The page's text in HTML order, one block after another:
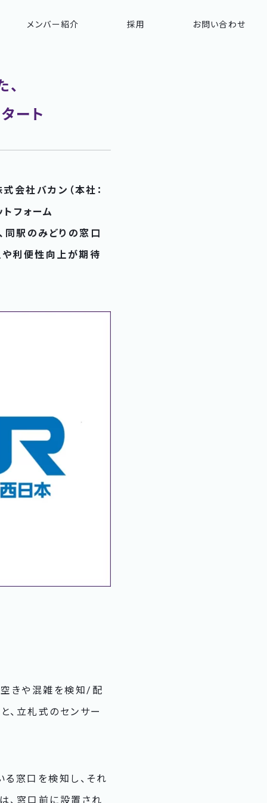
メンバー紹介 採用 お問い合わせ
ート
会社バカン（本社：
フォーム
同駅のみどりの窓口
や利便性向上が期待
きや混雑を検知/配
、立札式のセンサー
窓口を検知し、それ
、窓口前に設置され